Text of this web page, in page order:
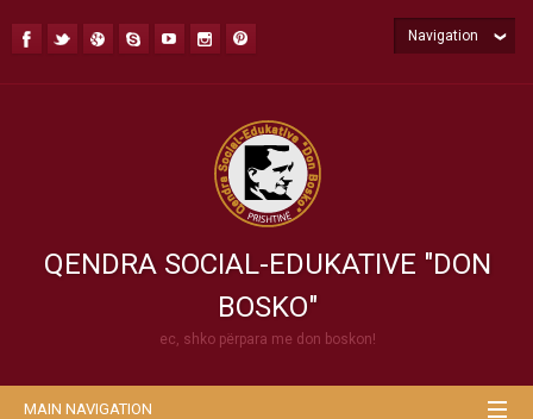
QENDRA SOCIAL-EDUKATIVE "DON
BOSKO"
ec, shko përpara me don boskon!
Navigation
MAIN NAVIGATION